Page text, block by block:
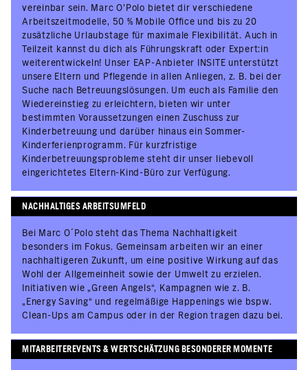
vereinbar sein. Marc O’Polo bietet dir verschiedene
Arbeitszeitmodelle, 50 % Mobile Office und bis zu 20
zusätzliche Urlaubstage für maximale Flexibilität. Auch in
Teilzeit kannst du dich als Führungskraft oder Expert:in
weiterentwickeln! Unser EAP-Anbieter INSITE unterstützt
unsere Eltern und Pflegende in allen Anliegen, z. B. bei der
Suche nach Betreuungslösungen. Um euch als Familie den
Wiedereinstieg zu erleichtern, bieten wir unter
bestimmten Voraussetzungen einen Zuschuss zur
Kinderbetreuung und darüber hinaus ein Sommer-
Kinderferienprogramm. Für kurzfristige
Kinderbetreuungsprobleme steht dir unser liebevoll
eingerichtetes Eltern-Kind-Büro zur Verfügung.
NACHHALTIGES ARBEITSUMFELD
Bei Marc O´Polo steht das Thema Nachhaltigkeit
besonders im Fokus. Gemeinsam arbeiten wir an einer
nachhaltigeren Zukunft, um eine positive Wirkung auf das
Wohl der Allgemeinheit sowie der Umwelt zu erzielen.
Initiativen wie „Green Angels“, Kampagnen wie z. B.
„Energy Saving“ und regelmäßige Happenings wie bspw.
Clean-Ups am Campus oder in der Region tragen dazu bei.
MITARBEITEREVENTS & WERTSCHÄTZUNG BESONDERER MOMENTE